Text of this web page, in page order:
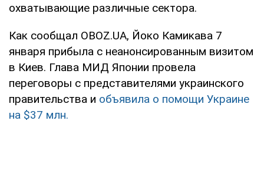
охватывающие различные сектора.
Как сообщал OBOZ.UA, Йоко Камикава 7
января прибыла с неанонсированным визитом
в Киев. Глава МИД Японии провела
переговоры с представителями украинского
правительства и объявила о помощи Украине
на $37 млн.